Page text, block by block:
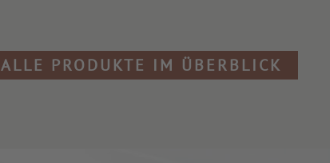
ALLE PRODUKTE IM ÜBERBLICK